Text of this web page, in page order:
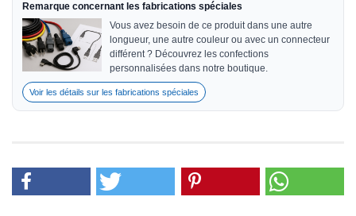
Remarque concernant les fabrications spéciales
Vous avez besoin de ce produit dans une autre
longueur, une autre couleur ou avec un connecteur
différent ? Découvrez les confections
personnalisées dans notre boutique.
Voir les détails sur les fabrications spéciales